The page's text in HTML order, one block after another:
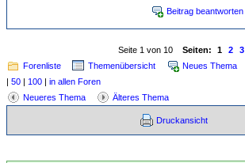
Beitrag beantworten
Seite 1 von 10 Seiten: 1 2 3
Forenliste
Themenübersicht Neues Thema
| 50 | 100 | in allen Foren
Neueres Thema
Älteres Thema
Druckansicht